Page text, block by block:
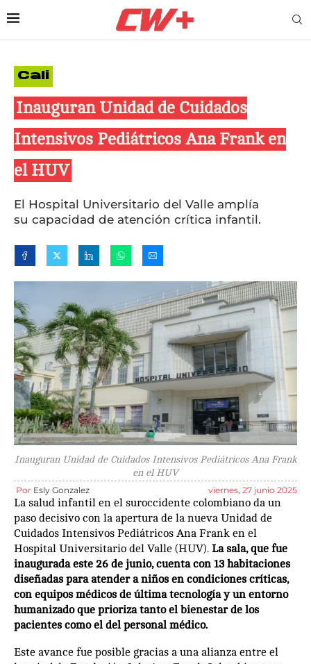
Cali
Inauguran Unidad de Cuidados
Intensivos Pediátricos Ana Frank en
el HUV
El Hospital Universitario del Valle amplía
su capacidad de atención crítica infantil.
Inauguran Unidad de Cuidados Intensivos Pediátricos Ana Frank
en el HUV
Por Esly Gonzalez viernes, 27 junio 2025
La salud infantil en el suroccidente colombiano da un
paso decisivo con la apertura de la nueva Unidad de
Cuidados Intensivos Pediátricos Ana Frank en el
Hospital Universitario del Valle (HUV). La sala, que fue
inaugurada este 26 de junio, cuenta con 13 habitaciones
diseñadas para atender a niños en condiciones críticas,
con equipos médicos de última tecnología y un entorno
humanizado que prioriza tanto el bienestar de los
pacientes como el del personal médico.
Este avance fue posible gracias a una alianza entre el